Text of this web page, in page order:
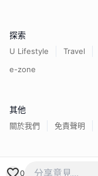
0
探索
U Lifestyle Travel
e-zone
其他
關於我們 免責聲明
香港經濟日報版權所有©